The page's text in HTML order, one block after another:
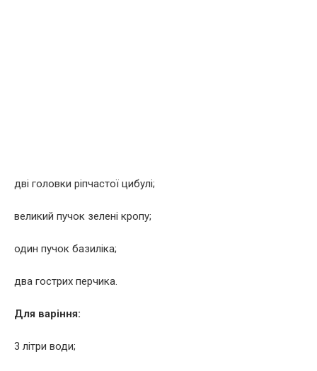
дві головки ріпчастої цибулі;
великий пучок зелені кропу;
один пучок базиліка;
два гострих перчика.
Для варіння:
3 літри води;